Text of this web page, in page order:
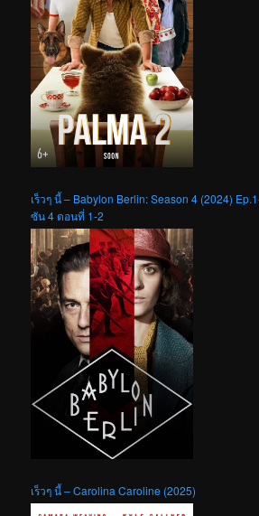
เร็วๆ นี้ – Babylon Berlin: Season 4 (2024)
ซัน 4 ตอนที่ 1-2
เร็วๆ นี้ – Carolina Caroline (2025)